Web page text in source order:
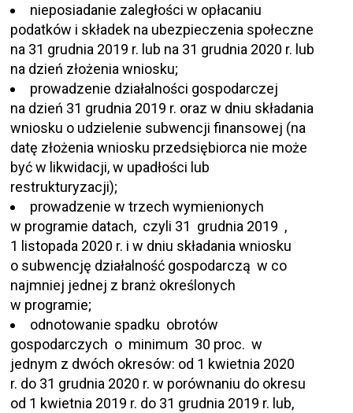
nieposiadanie zaległości w opłacaniu
podatków i składek na ubezpieczenia społeczne
na 31 grudnia 2019 r. lub na 31 grudnia 2020 r. lub
na dzień złożenia wniosku;
prowadzenie działalności gospodarczej
na dzień 31 grudnia 2019 r. oraz w dniu składania
wniosku o udzielenie subwencji finansowej (na
datę złożenia wniosku przedsiębiorca nie może
być w likwidacji, w upadłości lub
restrukturyzacji);
prowadzenie w trzech wymienionych
w programie datach, czyli 31 grudnia 2019 ,
1 listopada 2020 r. i w dniu składania wniosku
o subwencję działalność gospodarczą w co
najmniej jednej z branż określonych
w programie;
odnotowanie spadku obrotów
gospodarczych o minimum 30 proc. w
jednym z dwóch okresów: od 1 kwietnia 2020
r. do 31 grudnia 2020 r. w porównaniu do okresu
od 1 kwietnia 2019 r. do 31 grudnia 2019 r. lub,